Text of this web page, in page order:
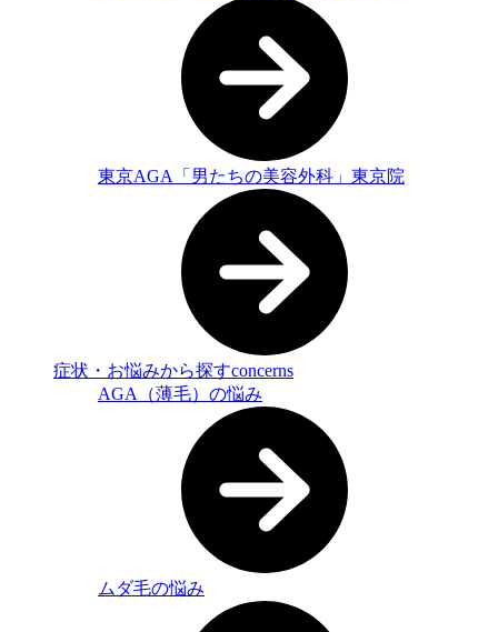
東京AGA「男たちの美容外科」東京院
症状・お悩みから探すconcerns
AGA（薄毛）の悩み
ムダ毛の悩み